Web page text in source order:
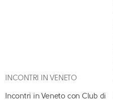
INCONTRI IN VENETO
Incontri in Veneto con Club di